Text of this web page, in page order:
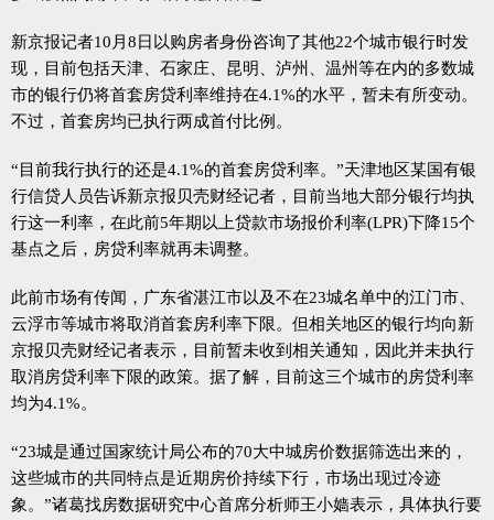
新京报记者10月8日以购房者身份咨询了其他22个城市银行时发
现，目前包括天津、石家庄、昆明、泸州、温州等在内的多数城
市的银行仍将首套房贷利率维持在4.1%的水平，暂未有所变动。
不过，首套房均已执行两成首付比例。
“目前我行执行的还是4.1%的首套房贷利率。”天津地区某国有银
行信贷人员告诉新京报贝壳财经记者，目前当地大部分银行均执
行这一利率，在此前5年期以上贷款市场报价利率(LPR)下降15个
基点之后，房贷利率就再未调整。
此前市场有传闻，广东省湛江市以及不在23城名单中的江门市、
云浮市等城市将取消首套房利率下限。但相关地区的银行均向新
京报贝壳财经记者表示，目前暂未收到相关通知，因此并未执行
取消房贷利率下限的政策。据了解，目前这三个城市的房贷利率
均为4.1%。
“23城是通过国家统计局公布的70大中城房价数据筛选出来的，
这些城市的共同特点是近期房价持续下行，市场出现过冷迹
象。”诸葛找房数据研究中心首席分析师王小嫱表示，具体执行要